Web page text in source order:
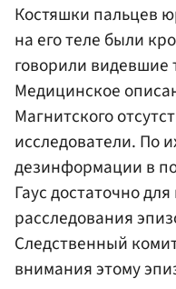
Костяшки пальцев
на его теле были
говорили видевшие
Медицинское
Магнитского
исследователи. По
дезинформации в
Гаус достаточно
расследования
Следственный
внимания этому